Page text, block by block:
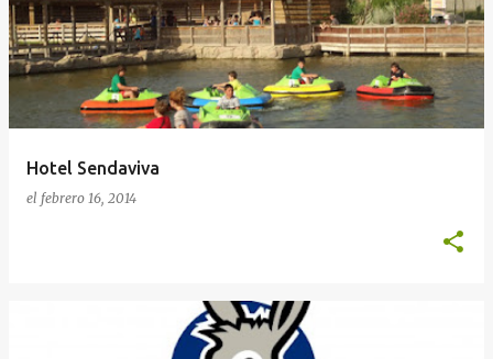
Hotel Sendaviva
el febrero 16, 2014